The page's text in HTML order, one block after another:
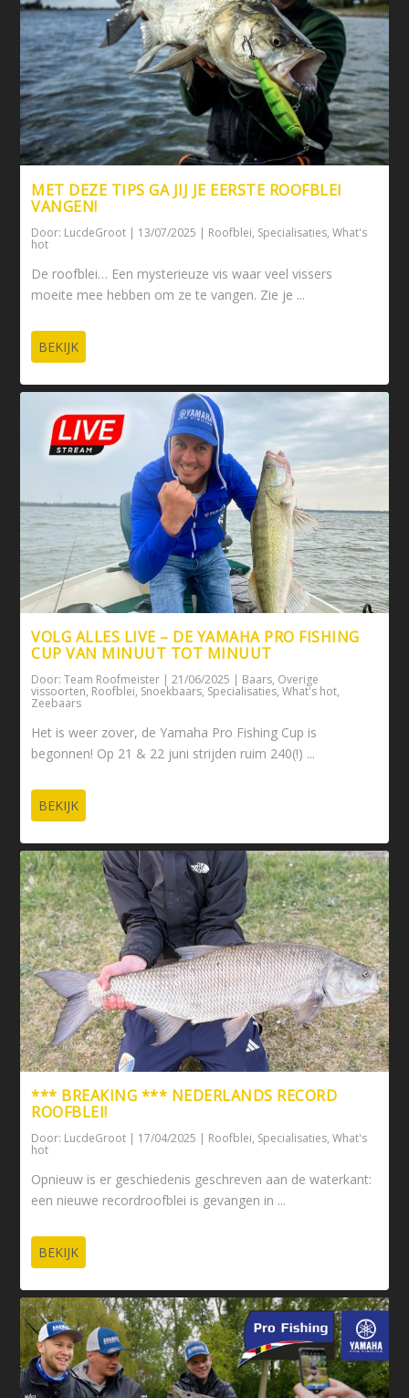
MET DEZE TIPS GA JIJ JE EERSTE ROOFBLEI
VANGEN!
Door: LucdeGroot | 13/07/2025 | Roofblei, Specialisaties,What's
hot
De roofblei… Een mysterieuze vis waar veel vissers
moeite mee hebben om ze te vangen. Zie je ...
BEKIJK
VOLG ALLES LIVE – DE YAMAHA PRO FISHING
CUP VAN MINUUT TOT MINUUT
Door:Team Roofmeister |21/06/2025 | Baars, Overige
vissoorten, Roofblei, Snoekbaars, Specialisaties,What's hot,
Zeebaars
Het is weer zover, de Yamaha Pro Fishing Cup is
begonnen! Op 21 & 22 juni strijden ruim 240(!) ...
BEKIJK
*** BREAKING *** NEDERLANDS RECORD
ROOFBLEI!
Door: LucdeGroot 17/04/2025 Roofblei, Specialisaties,What's
hot
Opnieuw is er geschiedenis geschreven aan de waterkant:
een nieuwe recordroofblei is gevangen in ...
BEKIJK